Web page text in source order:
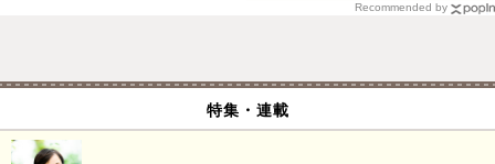
Recommended by
特集・連載